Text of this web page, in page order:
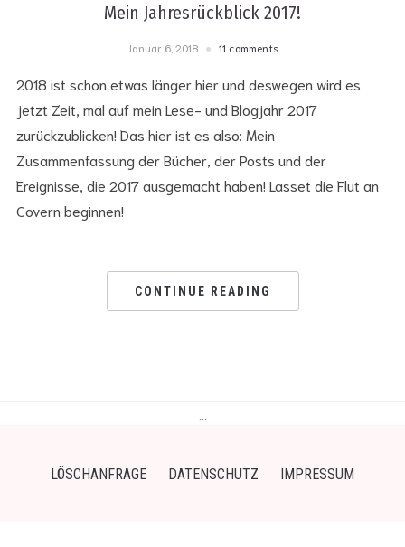
Mein Jahresrückblick 2017!
Januar 6, 2018 11 comments
2018 ist schon etwas länger hier und deswegen wird es
jetzt Zeit, mal auf mein Lese- und Blogjahr 2017
zurückzublicken! Das hier ist es also: Mein
Zusammenfassung der Bücher, der Posts und der
Ereignisse, die 2017 ausgemacht haben! Lasset die Flut an
Covern beginnen!
CONTINUE READING
LÖSCHANFRAGE DATENSCHUTZ IMPRESSUM